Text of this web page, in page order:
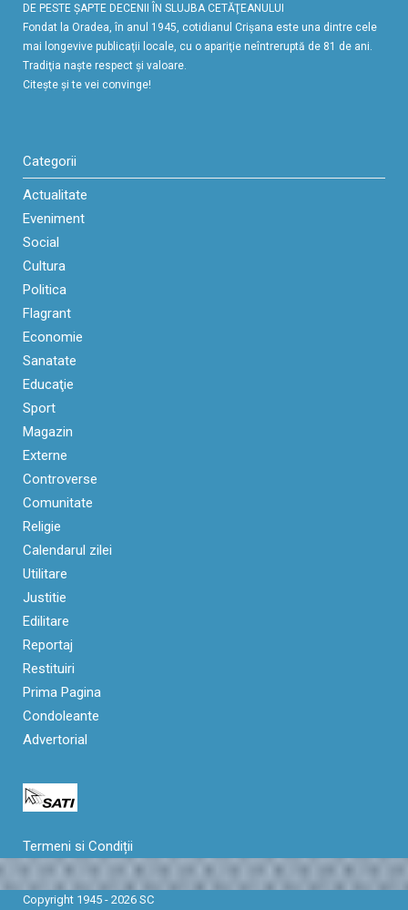
DE PESTE ŞAPTE DECENII ÎN SLUJBA CETĂŢEANULUI
Fondat la Oradea, în anul 1945, cotidianul Crişana este una dintre cele
mai longevive publicaţii locale, cu o apariţie neîntreruptă de 81 de ani.
Tradiţia naşte respect şi valoare.
Citeşte şi te vei convinge!
Categorii
Actualitate
Eveniment
Social
Cultura
Politica
Flagrant
Economie
Sanatate
Educaţie
Sport
Magazin
Externe
Controverse
Comunitate
Religie
Calendarul zilei
Utilitare
Justitie
Edilitare
Reportaj
Restituiri
Prima Pagina
Condoleante
Advertorial
Termeni si Condiții
Copyright 1945 - 2026 SC